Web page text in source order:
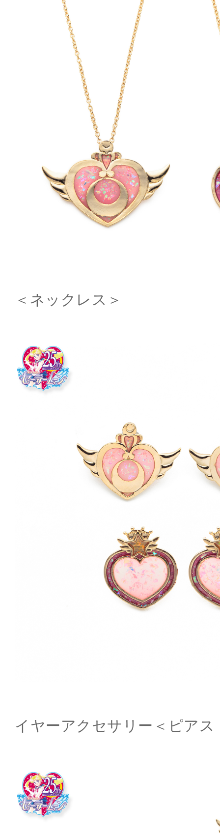
＜ネックレス＞
イヤーアクセサリー＜ピア